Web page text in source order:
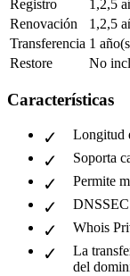
Registro 1,2,5
Renovación
1,2,5
Transferencia 1
Restore
No
Características
Longitud
Soporta
Permite
DNSSEC
Whois
La
del